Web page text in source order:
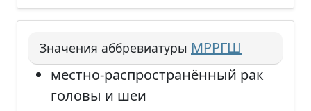
Значения аббревиатуры МРРГШ
местно-распространённый рак
головы и шеи